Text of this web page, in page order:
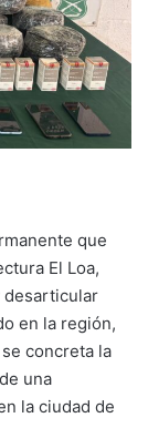
que
El Loa,
desarticular
en la región,
concreta la
una
la ciudad de